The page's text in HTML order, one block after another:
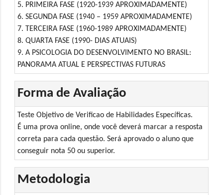
5. PRIMEIRA FASE (1920-1939 APROXIMADAMENTE)
6. SEGUNDA FASE (1940 – 1959 APROXIMADAMENTE)
7. TERCEIRA FASE (1960-1989 APROXIMADAMENTE)
8. QUARTA FASE (1990- DIAS ATUAIS)
9. A PSICOLOGIA DO DESENVOLVIMENTO NO BRASIL:
PANORAMA ATUAL E PERSPECTIVAS FUTURAS
Forma de Avaliação
Teste Objetivo de Verificao de Habilidades Específicas.
É uma prova online, onde você deverá marcar a resposta
correta para cada questão. Será aprovado o aluno que
conseguir nota 50 ou superior.
Metodologia